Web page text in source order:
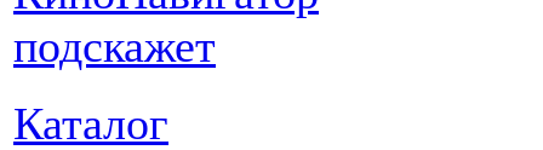
Каталог